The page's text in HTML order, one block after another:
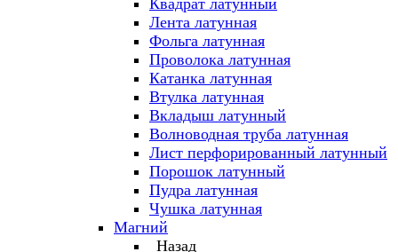
Квадрат латунный
Лента латунная
Фольга латунная
Проволока латунная
Катанка латунная
Втулка латунная
Вкладыш латунный
Волноводная труба латунная
Лист перфорированный латунный
Порошок латунный
Пудра латунная
Чушка латунная
Магний
Назад